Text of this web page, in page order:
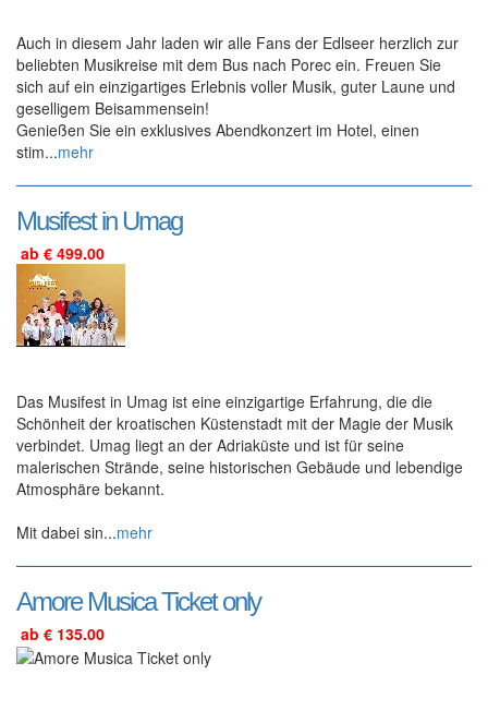
Auch in diesem Jahr laden wir alle Fans der Edlseer herzlich zur
beliebten Musikreise mit dem Bus nach Porec ein. Freuen Sie
sich auf ein einzigartiges Erlebnis voller Musik, guter Laune und
geselligem Beisammensein!
Genießen Sie ein exklusives Abendkonzert im Hotel, einen
stim...mehr
Musifest in Umag
ab € 499.00
Das Musifest in Umag ist eine einzigartige Erfahrung, die die
Schönheit der kroatischen Küstenstadt mit der Magie der Musik
verbindet. Umag liegt an der Adriaküste und ist für seine
malerischen Strände, seine historischen Gebäude und lebendige
Atmosphäre bekannt.
Mit dabei sin...mehr
Amore Musica Ticket only
ab € 135.00